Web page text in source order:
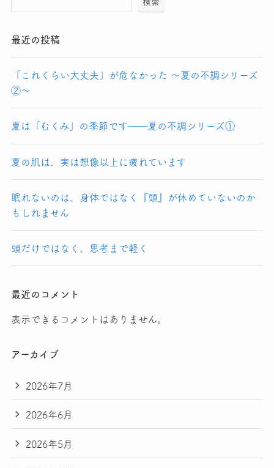
最近の投稿
「これくらい大丈夫」が危なかった 〜夏の不調シリーズ
②〜
夏は「むくみ」の季節です――夏の不調シリーズ①
夏の肌は、実は想像以上に疲れています
眠れないのは、身体ではなく『頭』が休めていないのか
もしれません
頭だけではなく、思考まで軽く
最近のコメント
表示できるコメントはありません。
アーカイブ
2026年7月
2026年6月
2026年5月